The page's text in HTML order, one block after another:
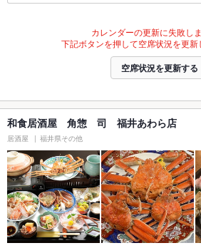
カレンダーの更新に失敗しま
下記ボタンを押して空席状況を更新
空席状況を更新する
和食居酒屋 角惣 司 福井あわら店
居酒屋 福井県その他